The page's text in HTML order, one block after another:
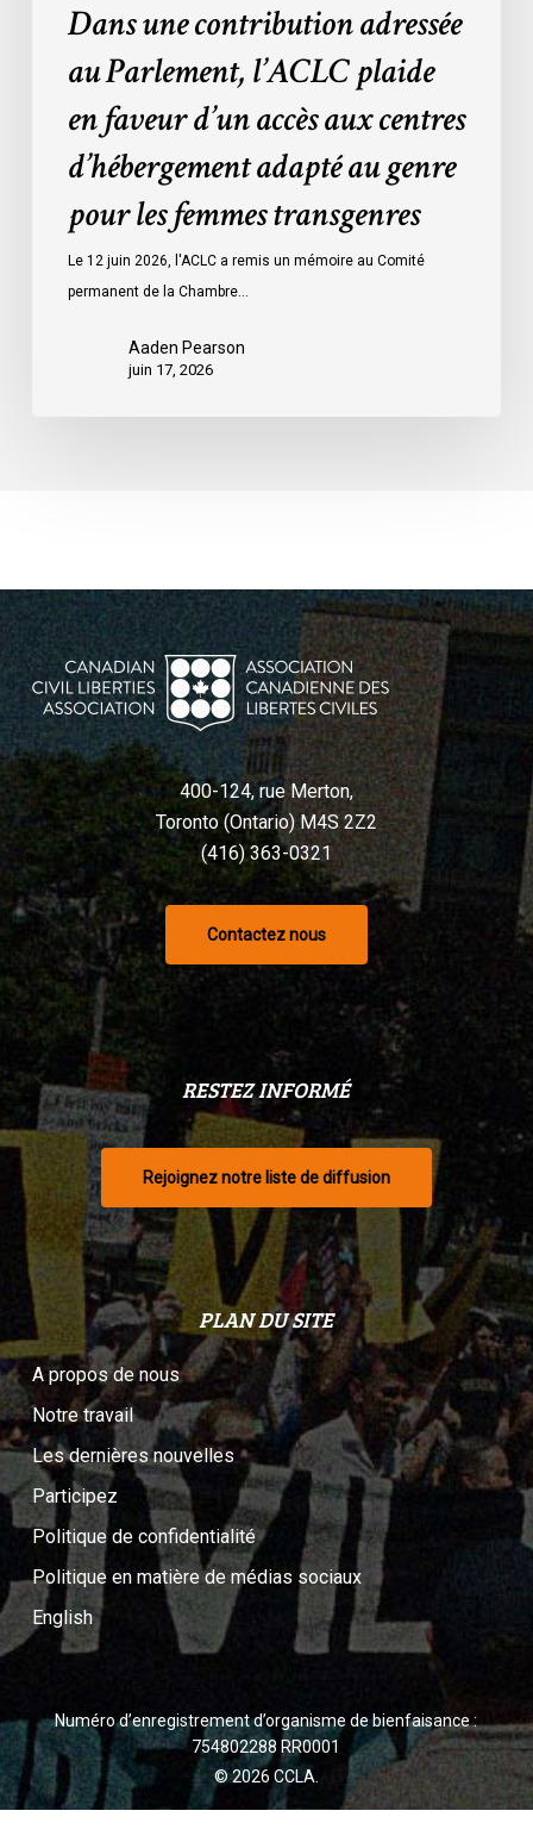
d’hébergement
genre
femmes
transgenres
Dans une contribution adressée
au Parlement, l’ACLC plaide
en faveur d’un accès aux centres
d’hébergement adapté au genre
pour les femmes transgenres
Le 12 juin 2026, l'ACLC a remis un mémoire au Comité
permanent de la Chambre…
Aaden Pearson
juin 17, 2026
400-124, rue Merton,
Toronto (Ontario) M4S 2Z2
(416) 363-0321
Contactez nous
RESTEZ INFORMÉ
Rejoignez notre liste de diffusion
PLAN DU SITE
A propos de nous
Notre travail
Les dernières nouvelles
Participez
Politique de confidentialité
Politique en matière de médias sociaux
English
Numéro d’enregistrement d’organisme de bienfaisance :
754802288 RR0001
© 2026 CCLA.